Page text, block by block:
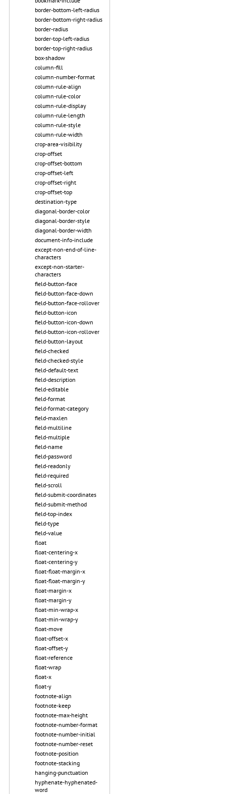
border-bottom-left-radius
border-bottom-right-radius
border-radius
border-top-left-radius
border-top-right-radius
box-shadow
column-fill
column-number-format
column-rule-align
column-rule-color
column-rule-display
column-rule-length
column-rule-style
column-rule-width
crop-area-visibility
crop-offset
crop-offset-bottom
crop-offset-left
crop-offset-right
crop-offset-top
destination-type
diagonal-border-color
diagonal-border-style
diagonal-border-width
document-info-include
except-non-end-of-line-
characters
except-non-starter-
characters
field-button-face
field-button-face-down
field-button-face-rollover
field-button-icon
field-button-icon-down
field-button-icon-rollover
field-button-layout
field-checked
field-checked-style
field-default-text
field-description
field-editable
field-format
field-format-category
field-maxlen
field-multiline
field-multiple
field-name
field-password
field-readonly
field-required
field-scroll
field-submit-coordinates
field-submit-method
field-top-index
field-type
field-value
float
float-centering-x
float-centering-y
float-float-margin-x
float-float-margin-y
float-margin-x
float-margin-y
float-min-wrap-x
float-min-wrap-y
float-move
float-offset-x
float-offset-y
float-reference
float-wrap
float-x
float-y
footnote-align
footnote-keep
footnote-max-height
footnote-number-format
footnote-number-initial
footnote-number-reset
footnote-position
footnote-stacking
hanging-punctuation
hyphenate-hyphenated-
word